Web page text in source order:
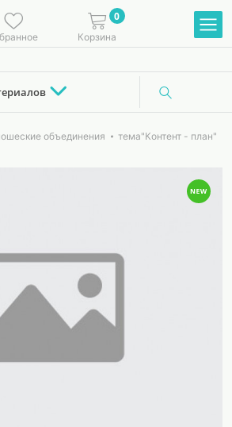
0
Корзина
объединения тема"Контент - план"